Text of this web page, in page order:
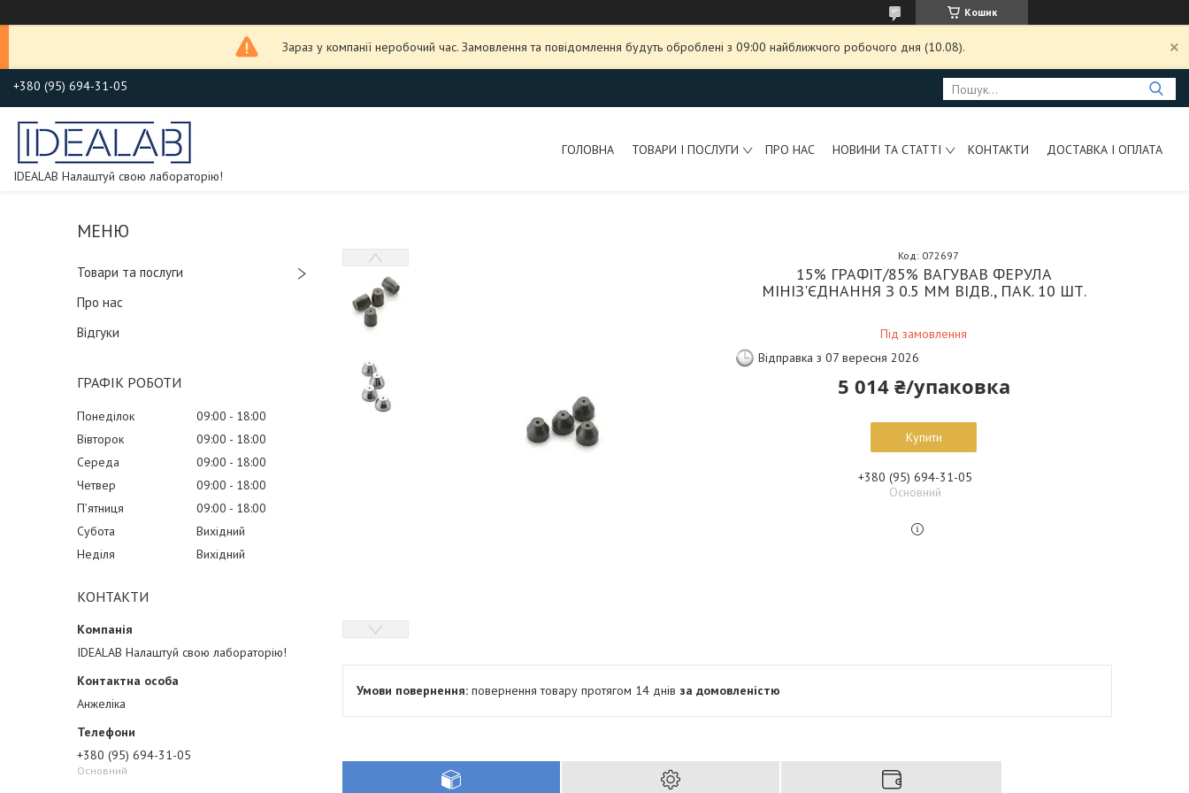
Кошик
Зараз у компанії неробочий час. Замовлення та повідомлення будуть оброблені з 09:00 найближчого робочого дня (10.08).
+380 (95) 694-31-05
IDEALAB Налаштуй свою лабораторію!
ГОЛОВНА ТОВАРИ І ПОСЛУГИ ПРО НАС НОВИНИ ТА СТАТТІ КОНТАКТИ ДОСТАВКА І ОПЛАТА
Товари та послуги
Про нас
Відгуки
ГРАФІК РОБОТИ
Понеділок 09:00
18:00
Вівторок
09:00
18:00
Середа
09:00
18:00
Четвер
09:00
18:00
Пʼятниця
09:00
18:00
Субота
Вихідний
Неділя
Вихідний
КОНТАКТИ
IDEALAB Налаштуй свою лабораторію!
Анжеліка
+380 (95) 694-31-05
Основний
15% ГРАФІТ/85% ВАГУВАВ ФЕРУЛА
МІНІЗ'ЄДНАННЯ З 0.5 ММ ВІДВ., ПАК. 10 ШТ.
Під замовлення
Код: 072697
Відправка з 07 вересня 2026
5 014 ₴/упаковка
Купити
+380 (95) 694-31-05
Основний
повернення товару протягом 14 днів за домовленістю